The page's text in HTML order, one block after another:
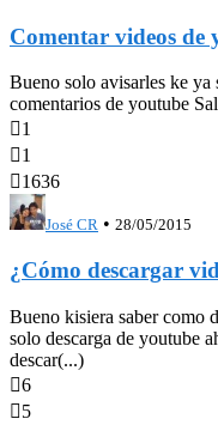
Comentar videos de
Bueno solo avisarles ke ya
comentarios de youtube
1
1
1636
José CR • 28/05/2015
¿Cómo descargar
Bueno kisiera saber como
solo descarga de youtube
descar(...)
6
5